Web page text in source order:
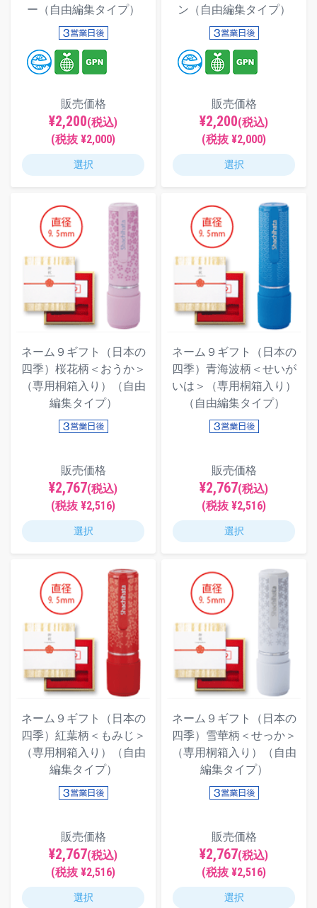
ー（自由編集タイプ）
販売価格
¥2,200(税込)
(税抜 ¥2,000)
選択
ン（自由編集タイプ）
販売価格
¥2,200(税込)
(税抜 ¥2,000)
選択
ネーム９ギフト（日本の
四季）桜花柄＜おうか＞
（専用桐箱入り）（自由
編集タイプ）
販売価格
¥2,767(税込)
(税抜 ¥2,516)
選択
ネーム９ギフト（日本の
四季）青海波柄＜せいが
いは＞（専用桐箱入り）
（自由編集タイプ）
販売価格
¥2,767(税込)
(税抜 ¥2,516)
選択
ネーム９ギフト（日本の
四季）紅葉柄＜もみじ＞
（専用桐箱入り）（自由
編集タイプ）
販売価格
¥2,767(税込)
(税抜 ¥2,516)
選択
ネーム９ギフト（日本の
四季）雪華柄＜せっか＞
（専用桐箱入り）（自由
編集タイプ）
販売価格
¥2,767(税込)
(税抜 ¥2,516)
選択